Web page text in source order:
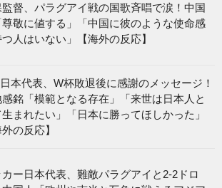
督、パラグアイ戦の国歌斉唱で涙！中国
尊敬に値する」「中国に彼のような使命感
つ人はいない」【海外の反応】
本代表、W杯敗退後に感謝のメッセージ！
銘「模範となる存在」「来世は日本人と
生まれたい」「日本に勝ってほしかった」
外の反応】
ー日本代表、難敵パラグアイと2-2ドロ